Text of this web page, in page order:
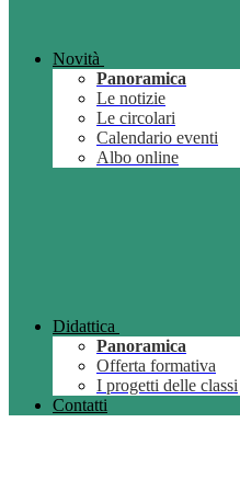
Novità
Panoramica
Le notizie
Le circolari
Calendario eventi
Albo online
Didattica
Panoramica
Offerta formativa
I progetti delle classi
Contatti